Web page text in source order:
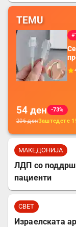
TEMU
54 ден
-73%
206денЗаштедете
МАКЕДОНИЈА
ЛДП со
пациенти
СВЕТ
Израелската